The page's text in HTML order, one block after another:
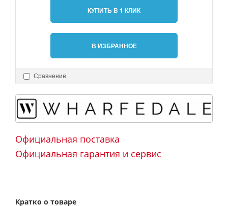
КУПИТЬ В 1 КЛИК
В ИЗБРАННОЕ
Сравнение
Официальная поставка
Официальная гарантия и сервис
Кратко о товаре